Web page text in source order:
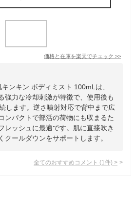
価格と在庫を楽天でチェック >>
ンキン ボディミスト 100mLは、
強力な冷却刺激が特徴で、使用後も
します。逆さ噴射対応で背中まで広
ンパクトで部活の荷物にも収まるた
レッシュに最適です。肌に直接吹き
クールダウンをサポートします。
全てのおすすめコメント (1 件) >